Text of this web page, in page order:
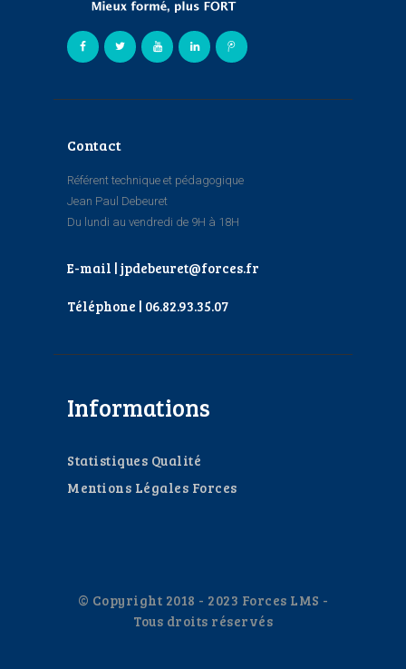
Contact
Référent technique et pédagogique
Jean Paul Debeuret
Du lundi au vendredi de 9H à 18H
E-mail | jpdebeuret@forces.fr
Téléphone | 06.82.93.35.07
Informations
Statistiques Qualité
Mentions Légales Forces
© Copyright 2018 - 2023 Forces LMS -
Tous droits réservés